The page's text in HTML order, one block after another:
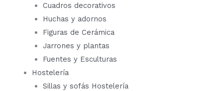
Cuadros decorativos
Huchas y adornos
Figuras de Cerámica
Jarrones y plantas
Fuentes y Esculturas
Hostelería
Sillas y sofás Hostelería